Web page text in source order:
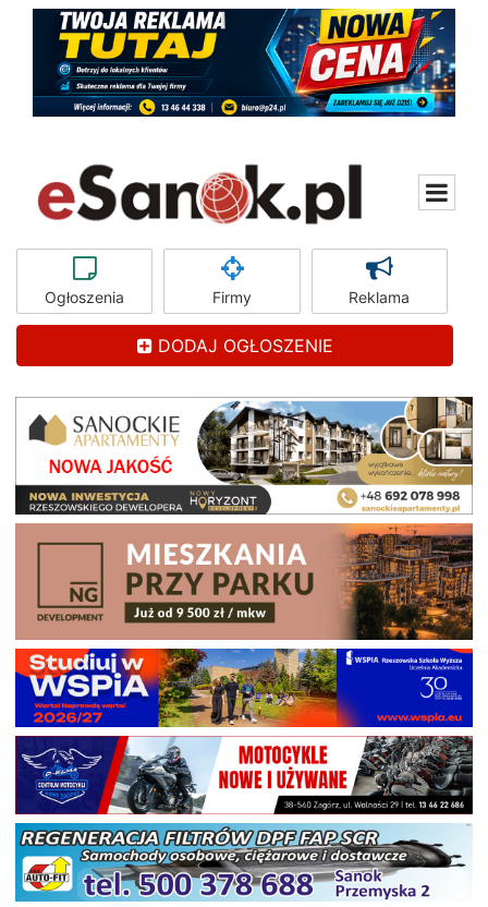
Ogłoszenia Firmy Reklama
DODAJ OGŁOSZENIE